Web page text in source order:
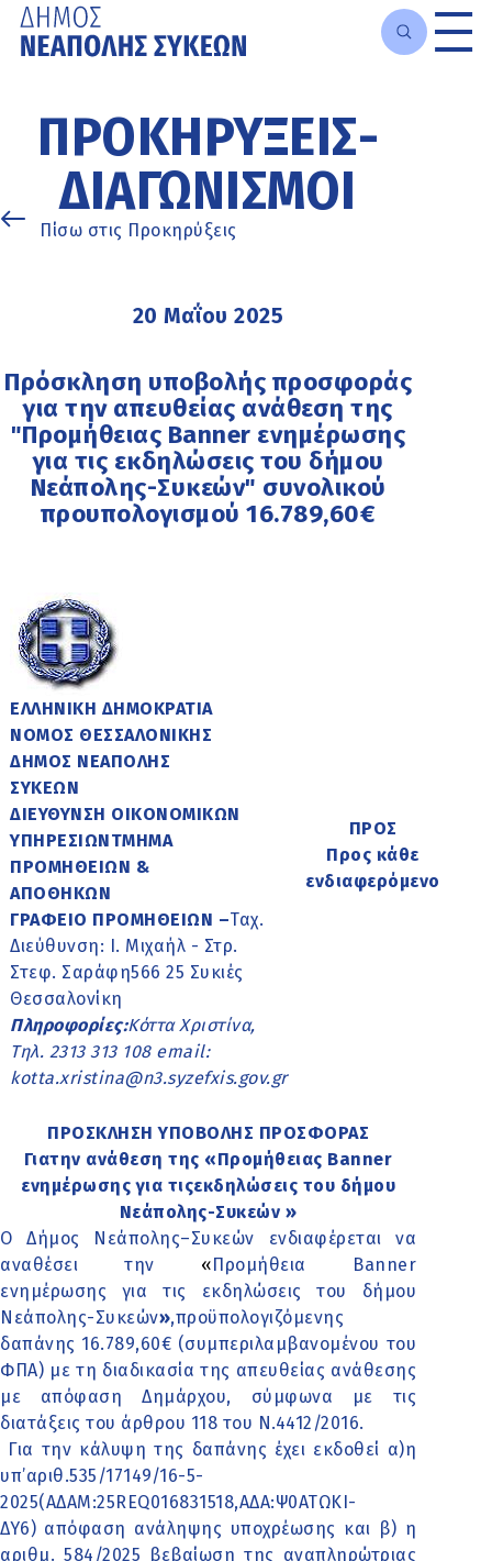
κυρίως
περιεχόμενο
ΠΡΟΚΗΡΎΞΕΙΣ-
ΔΙΑΓΩΝΙΣΜΟΊ
Πίσω στις Προκηρύξεις
20 Μαΐου 2025
Πρόσκληση υποβολής προσφοράς
για την απευθείας ανάθεση της
"Προμήθειας Banner ενημέρωσης
για τις εκδηλώσεις του δήμου
Νεάπολης-Συκεών" συνολικού
προυπολογισμού 16.789,60€
ΕΛΛΗΝΙΚΗ ΔΗΜΟΚΡΑΤΙΑ
ΝΟΜΟΣ ΘΕΣΣΑΛΟΝΙΚΗΣ
ΔΗΜΟΣ ΝΕΑΠΟΛΗΣ
ΣΥΚΕΩΝ
ΔΙΕΥΘΥΝΣΗ ΟΙΚΟΝΟΜΙΚΩΝ
ΥΠΗΡΕΣΙΩΝΤΜΗΜΑ
ΠΡΟΜΗΘΕΙΩΝ &
ΑΠΟΘΗΚΩΝ
ΓΡΑΦΕΙΟ ΠΡΟΜΗΘΕΙΩΝ –Ταχ.
Διεύθυνση: Ι. Μιχαήλ - Στρ.
Στεφ. Σαράφη566 25 Συκιές
Θεσσαλονίκη
Πληροφορίες:Κόττα Χριστίνα,
Τηλ. 2313 313 108 email:
kotta.xristina@n3.syzefxis.gov.gr
ΠΡΟΣ
Προς κάθε
ενδιαφερόμενο
ΠΡΟΣΚΛΗΣΗ ΥΠΟΒΟΛΗΣ ΠΡΟΣΦΟΡΑΣ
Γιατην ανάθεση της «Προμήθειας Banner
ενημέρωσης για τιςεκδηλώσεις του δήμου
Νεάπολης-Συκεών »
Ο Δήμος Νεάπολης–Συκεών ενδιαφέρεται να
αναθέσει την « Προμήθεια Banner
ενημέρωσης για τις εκδηλώσεις του δήμου
Νεάπολης-Συκεών»,προϋπολογιζόμενης
δαπάνης 16.789,60€ (συμπεριλαμβανομένου του
ΦΠΑ) με τη διαδικασία της απευθείας ανάθεσης
με απόφαση Δημάρχου, σύμφωνα με τις
διατάξεις του άρθρου 118 του Ν.4412/2016.
Για την κάλυψη της δαπάνης έχει εκδοθεί α)η
υπ’αριθ.535/17149/16-5-
2025(ΑΔΑΜ:25REQ016831518,ΑΔΑ:Ψ0ΑΤΩΚΙ-
ΔΥ6) απόφαση ανάληψης υποχρέωσης και β) η
αριθμ. 584/2025 βεβαίωση της αναπληρώτριας